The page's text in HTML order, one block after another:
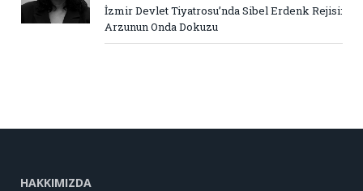
İzmir Devlet Tiyatrosu’nda Sibel Erdenk Rejisi:
Arzunun Onda Dokuzu
HAKKIMIZDA